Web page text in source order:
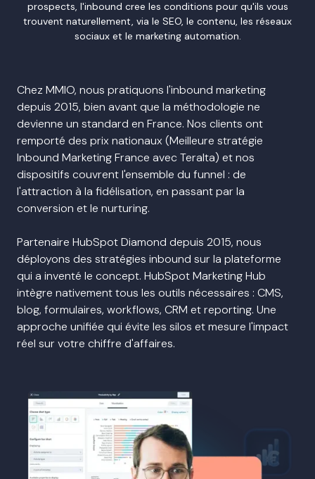
prospects, l'inbound cree les conditions pour qu'ils vous
trouvent naturellement, via le SEO, le contenu, les réseaux
sociaux et le marketing automation.
Chez MMIO, nous pratiquons l'inbound marketing
depuis 2015, bien avant que la méthodologie ne
devienne un standard en France. Nos clients ont
remporté des prix nationaux (Meilleure stratégie
Inbound Marketing France avec Teralta) et nos
dispositifs couvrent l'ensemble du funnel : de
l'attraction à la fidélisation, en passant par la
conversion et le nurturing.
Partenaire HubSpot Diamond depuis 2015, nous
déployons des stratégies inbound sur la plateforme
qui a inventé le concept. HubSpot Marketing Hub
intègre nativement tous les outils nécessaires : CMS,
blog, formulaires, workflows, CRM et reporting. Une
approche unifiée qui évite les silos et mesure l'impact
réel sur votre chiffre d'affaires.